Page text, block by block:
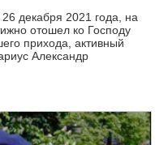
декабря 2021 года, на
отошел ко Господу
прихода, активный
Александр